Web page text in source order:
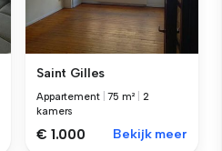
Saint Gilles
Appartement |75 m²
2
kamers
€ 1.000 Bekijk meer